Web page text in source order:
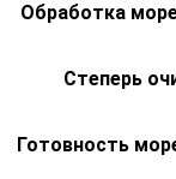
Обработка
Степерь
Готовность